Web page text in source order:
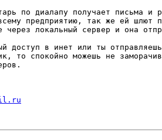
по диалапу получает письма и
предприятию, так же ей шлют
через локальный сервер и она
доступ в инет или ты
то спокойно можешь не